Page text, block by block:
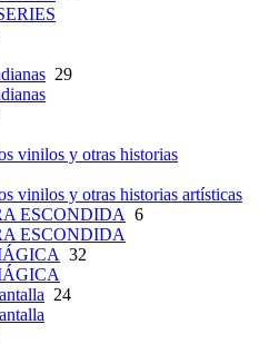
29
vinilos y otras historias
vinilos y otras historias artísticas
ESCONDIDA 6
ESCONDIDA
32
24